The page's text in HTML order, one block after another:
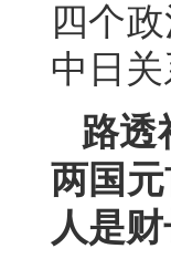
四个
中日
路透
两国
人是